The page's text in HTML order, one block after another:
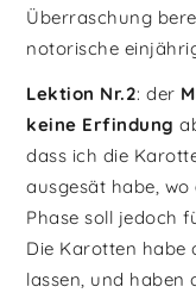
Überraschung
notorische
Lektion Nr.2: der
keine Erfindung
dass ich die
ausgesät habe, wo
Phase soll jedoch
Die Karotten habe
lassen, und haben